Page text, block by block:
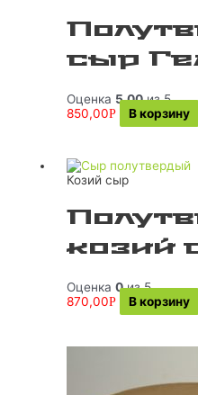
сыр
Оценка 5.00из 5
850,00Р В корзину
Козий сыр
козий
Оценка 0из 5
870,00Р В корзину